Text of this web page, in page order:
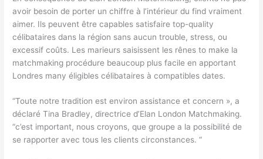
avoir besoin de porter un chiffre à l’intérieur du find vraiment
aimer. Ils peuvent être capables satisfaire top-quality
célibataires dans la région sans aucun trouble, stress, ou
excessif coûts. Les marieurs saisissent les rênes to make la
matchmaking procédure beaucoup plus facile en apportant
Londres many éligibles célibataires à compatibles dates.
“Toute notre tradition est environ assistance et concern », a
déclaré Tina Bradley, directrice d’Elan London Matchmaking.
“c’est important, nous croyons, que groupe a la possibilité de
se rapporter avec tous les clients circonstances. “